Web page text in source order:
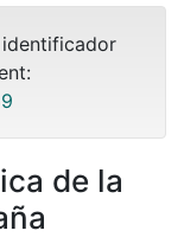
de la